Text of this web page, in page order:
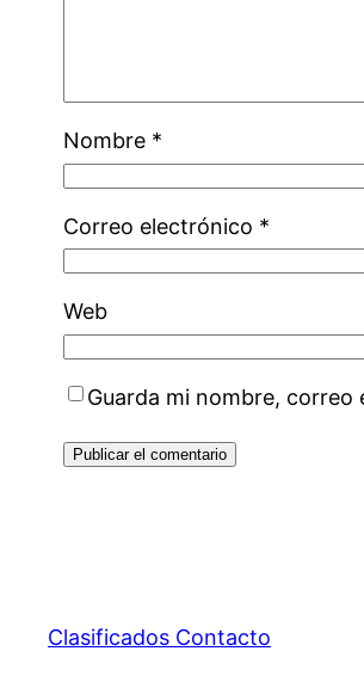
Nombre *
Correo electrónico *
Web
Guarda mi nombre,
Clasificados Contacto